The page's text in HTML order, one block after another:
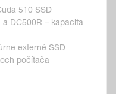
510 SSD
a DC500R – kapacita
externé SSD
počítača